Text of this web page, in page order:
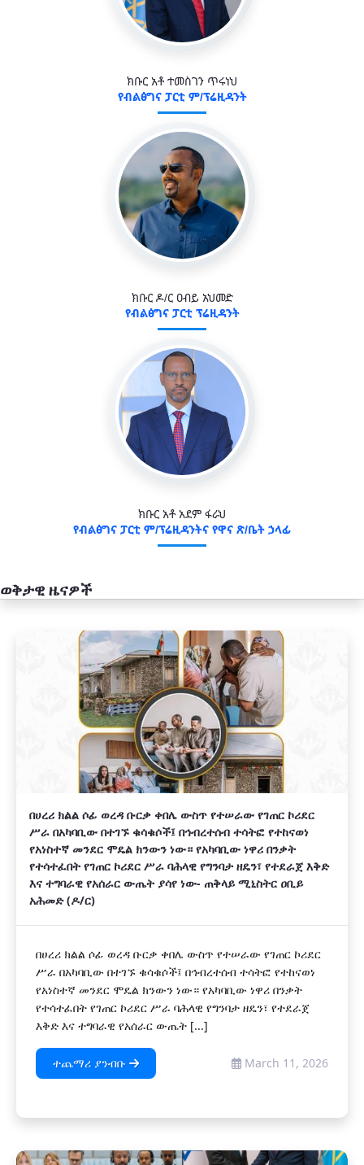
ክቡር አቶ ተመስገን ጥሩነህ
የብልፅግና ፓርቲ ም/ፕሬዚዳንት
ክቡር ዶ/ር ዐብይ አህመድ
የብልፅግና ፓርቲ ፕሬዚዳንት
ክቡር አቶ አደም ፋራህ
የብልፅግና ፓርቲ ም/ፕሬዚዳንትና የዋና ጽ/ቤት ኃላፊ
ወቅታዊ ዜናዎች
በሀረሪ ክልል ሶፊ ወረዳ ቡርቃ ቀበሌ ውስጥ የተሠራው የገጠር ኮሪደር
ሥራ በአካባቢው በተገኙ ቁሳቁሶች፤ በኅብረተሰብ ተሳትፎ የተከናወነ
የአነስተኛ መንደር ሞዴል ክንውን ነው። የአካባቢው ነዋሪ በንቃት
የተሳተፈበት የገጠር ኮሪደር ሥራ ባሕላዊ የግንባታ ዘዴን፣ የተደራጀ እቅድ
እና ተግባራዊ የአሰራር ውጤት ያሳየ ነው- ጠቅላይ ሚኒስትር ዐቢይ
አሕመድ (ዶ/ር)
በሀረሪ ክልል ሶፊ ወረዳ ቡርቃ ቀበሌ ውስጥ የተሠራው የገጠር ኮሪደር
ሥራ በአካባቢው በተገኙ ቁሳቁሶች፤ በኅብረተሰብ ተሳትፎ የተከናወነ
የአነስተኛ መንደር ሞዴል ክንውን ነው። የአካባቢው ነዋሪ በንቃት
የተሳተፈበት የገጠር ኮሪደር ሥራ ባሕላዊ የግንባታ ዘዴን፣ የተደራጀ
እቅድ እና ተግባራዊ የአሰራር ውጤት [...]
ተጨማሪ ያንብቡ March 11, 2026